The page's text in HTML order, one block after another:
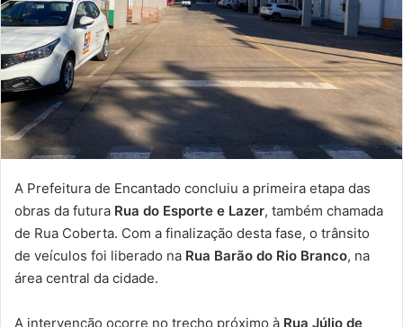
A Prefeitura de Encantado concluiu a primeira etapa das
obras da futura Rua do Esporte e Lazer, também chamada
de Rua Coberta. Com a finalização desta fase, o trânsito
de veículos foi liberado na Rua Barão do Rio Branco, na
área central da cidade.
A intervenção ocorre no trecho próximo à Rua Júlio de